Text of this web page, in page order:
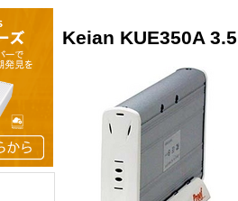
Keian KUE350A